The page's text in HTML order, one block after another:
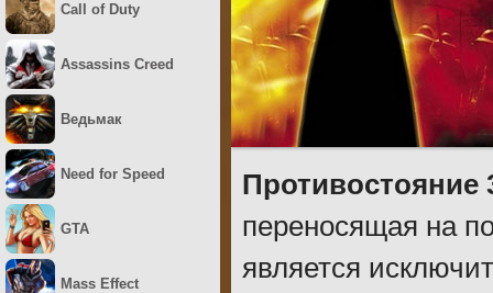
Противостояние
переносящая на
является
Call of Duty
Assassins Creed
Ведьмак
Need for Speed
GTA
Mass Effect